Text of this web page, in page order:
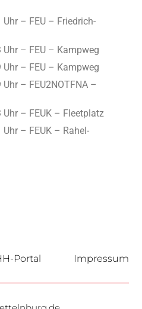
– FEU – Friedrich-
– FEU – Kampweg
– FEU – Kampweg
– FEU2NOTFNA –
– FEUK – Fleetplatz
– FEUK – Rahel-
Portal Impressum